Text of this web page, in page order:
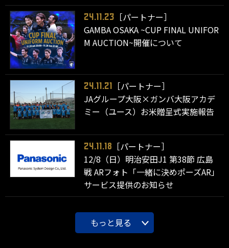
24.11.23
［パートナー］
GAMBA OSAKA ~CUP FINAL UNIFOR
M AUCTION~開催について
24.11.21
［パートナー］
JAグループ大阪×ガンバ大阪アカデ
ミー（ユース）お米贈呈式実施報告
24.11.18
［パートナー］
12/8（日）明治安田J1 第38節 広島
戦 ARフォト「一緒に決めポーズAR」
サービス提供のお知らせ
もっと見る